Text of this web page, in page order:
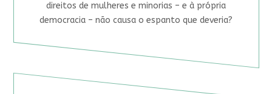
direitos de mulheres e minorias – e à própria
democracia – não causa o espanto que deveria?